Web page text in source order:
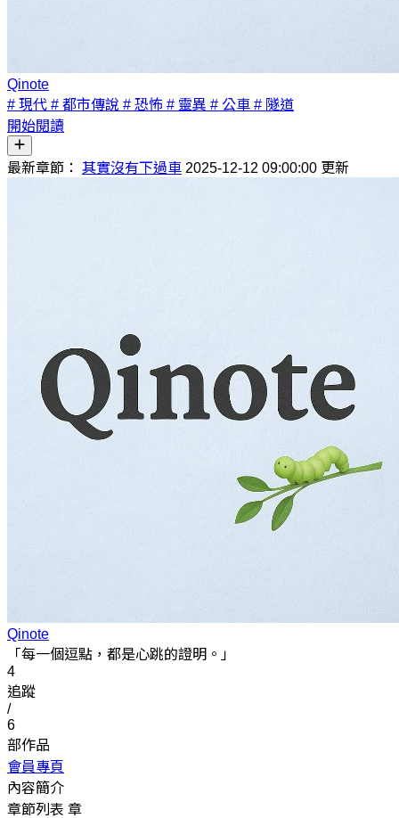
Qinote
# 現代 # 都市傳說 # 恐怖 # 靈異 # 公車 # 隧道
開始閱讀
最新章節： 其實沒有下過車 2025-12-12 09:00:00 更新
Qinote
「每一個逗點，都是心跳的證明。」
4
追蹤
/
6
部作品
會員專頁
內容簡介
章節列表 章